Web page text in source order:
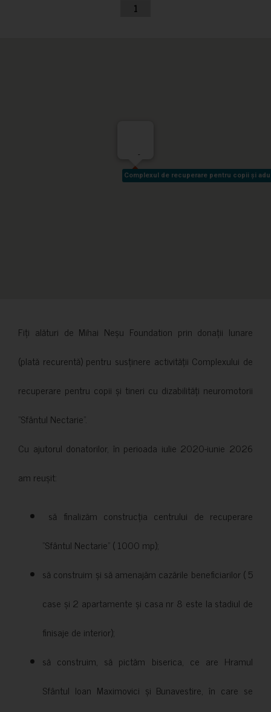
1
Complexul de recuperare pentru copii și
Complexul de recuperare pentru copii și
-
Fiți alături de Mihai Neșu Foundation prin donații lunare
(plată recurentă) pentru susținere activității Complexului de
recuperare pentru copii și tineri cu dizabilități neuromotorii
”Sfântul Nectarie”.
Cu ajutorul donatorilor, în perioada iulie 2020-iunie 2026
am reușit:
să finalizăm construcția centrului de recuperare
”Sfântul Nectarie” ( 1000 mp);
să construim și să amenajăm cazările beneficiarilor ( 5
case și 2 apartamente și casa nr 8 este la stadiul de
finisaje de interior);
să construim, să pictăm biserica, ce are Hramul
Sfântul Ioan Maximovici și Bunavestire, în care se